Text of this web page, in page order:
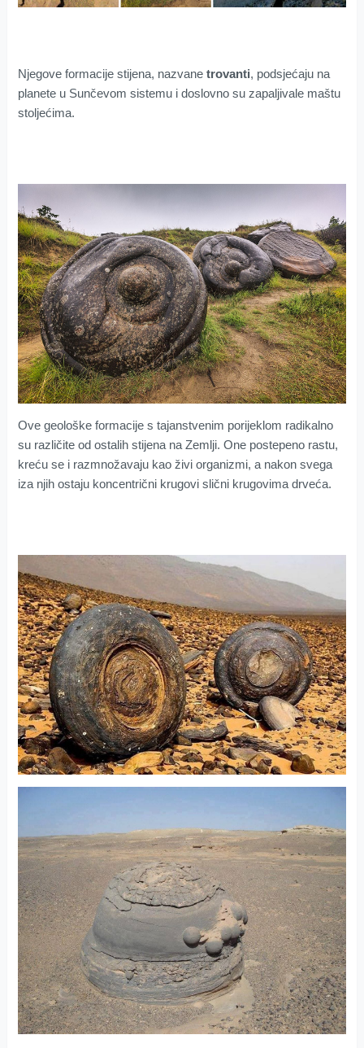
Njegove formacije stijena, nazvane trovanti, podsjećaju na
planete u Sunčevom sistemu i doslovno su zapaljivale maštu
stoljećima.
Ove geološke formacije s tajanstvenim porijeklom radikalno
su različite od ostalih stijena na Zemlji. One postepeno rastu,
kreću se i razmnožavaju kao živi organizmi, a nakon svega
iza njih ostaju koncentrični krugovi slični krugovima drveća.